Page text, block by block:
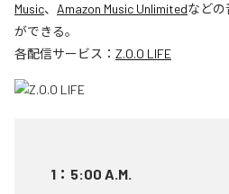
Music、 Amazon Music Unlimitedなどの
ができる。
各配信サービス： Z.O.O LIFE
1 ： 5:00 A.M.